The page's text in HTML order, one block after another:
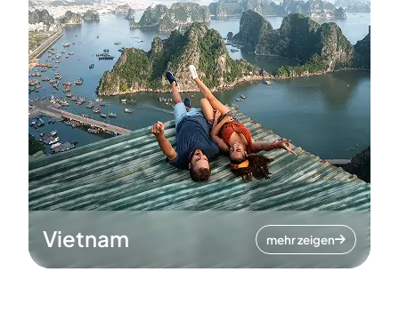
Vietnam mehr zeigen